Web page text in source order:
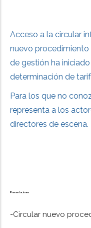
Acceso a la circular
nuevo procedimiento
de gestión ha
determinación de
Para los que no
representa a los
directores de escena.
Presentaciones
-Circular nuevo